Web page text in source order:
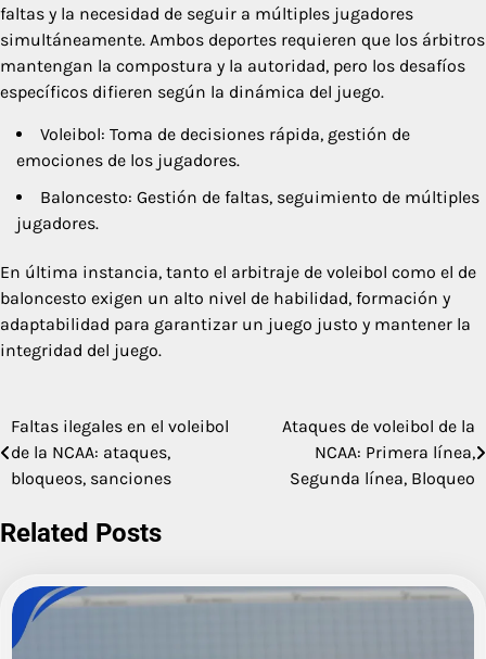
faltas y la necesidad de seguir a múltiples jugadores
simultáneamente. Ambos deportes requieren que los árbitros
mantengan la compostura y la autoridad, pero los desafíos
específicos difieren según la dinámica del juego.
Voleibol: Toma de decisiones rápida, gestión de
emociones de los jugadores.
Baloncesto: Gestión de faltas, seguimiento de múltiples
jugadores.
En última instancia, tanto el arbitraje de voleibol como el de
baloncesto exigen un alto nivel de habilidad, formación y
adaptabilidad para garantizar un juego justo y mantener la
integridad del juego.
Post
navigation
Faltas ilegales en el voleibol
de la NCAA: ataques,
bloqueos, sanciones
Ataques de voleibol de la
NCAA: Primera línea,
Segunda línea, Bloqueo
Related Posts